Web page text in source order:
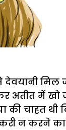
में खो
की
न करने